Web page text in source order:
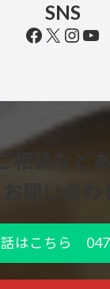
SNS
Facebook
X
相談など
はこちら